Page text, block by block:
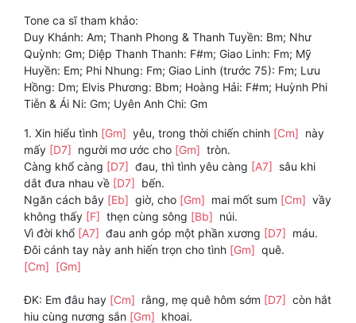
Tone ca sĩ tham khảo:
Duy Khánh: Am; Thanh Phong & Thanh Tuyền: Bm; Như
Quỳnh: Gm; Diệp Thanh Thanh: F#m; Giao Linh: Fm; Mỹ
Huyền: Em; Phi Nhung: Fm; Giao Linh (trước 75): Fm; Lưu
Hồng: Dm; Elvis Phương: Bbm; Hoàng Hải: F#m; Huỳnh Phi
Tiễn & Ái Ni: Gm; Uyên Anh Chi: Gm
1. Xin hiểu tình [Gm] yêu, trong thời chiến chinh [Cm] này
mấy [D7] người mơ ước cho [Gm] tròn.
Càng khổ càng [D7] đau, thì tình yêu càng [A7] sâu khi
dắt đưa nhau về [D7] bến.
Ngăn cách bây [Eb] giờ, cho [Gm] mai mốt sum [Cm] vầy
không thấy [F] thẹn cùng sông [Bb] núi.
Vì đời khổ [A7] đau anh góp một phần xương [D7] máu.
Đôi cánh tay này anh hiến trọn cho tình [Gm] quê.
[Cm] [Gm]
ĐK: Em đâu hay [Cm] rằng, mẹ quê hôm sớm [D7] còn hắt
hiu cùng nương sắn [Gm] khoai.